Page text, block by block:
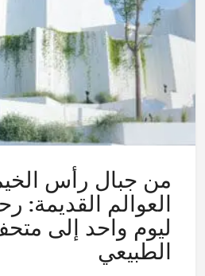
من جبال رأس
العوالم القديمة:
ليوم واحد إلى
الطبيعي